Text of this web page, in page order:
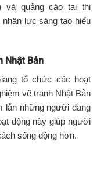
và quảng cáo tại thị
lực sáng tạo hiểu
Nhật Bản
tổ chức các hoạt
vẽ tranh Nhật Bản
lẫn những người đang
động này giúp người
sống động hơn.